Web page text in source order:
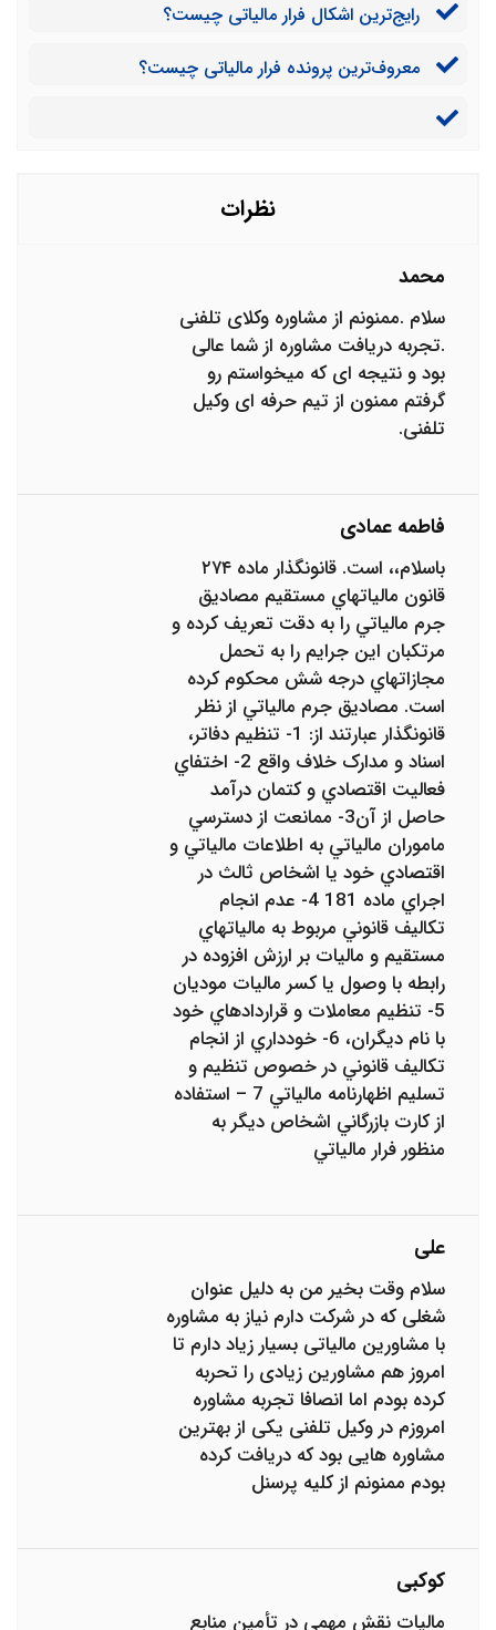
رایج‌ترین اشکال فرار مالیاتی چیست؟
معروف‌ترین پرونده فرار مالیاتی چیست؟
نظرات
محمد
سلام .ممنونم از مشاوره وکلای تلفنی
.تجربه دریافت مشاوره از شما عالی
بود و نتیجه ای که میخواستم رو
گرفتم ممنون از تیم حرفه ای وکیل
تلفنی.
فاطمه عمادی
باسلام،، است. قانونگذار ماده ٢٧۴
قانون ماليات‏هاي مستقيم مصاديق
جرم مالياتي را به دقت تعريف کرده و
مرتکبان اين جرايم را به تحمل
مجازات‏هاي درجه شش محکوم کرده
است. مصاديق جرم مالياتي از نظر
قانونگذار عبارتند از: 1- تنظيم دفاتر،
اسناد و مدارک خلاف واقع 2- اختفاي
فعاليت اقتصادي و کتمان درآمد
حاصل از آن3- ممانعت از دسترسي
ماموران مالياتي به اطلاعات مالياتي و
اقتصادي خود يا اشخاص ثالث در
اجراي ماده 181 4- عدم انجام
تکاليف قانوني مربوط به ماليات‏هاي
مستقيم و ماليات بر ارزش افزوده در
رابطه با وصول يا کسر ماليات موديان
5- تنظيم معاملات و قراردادهاي خود
با نام ديگران، 6- خودداري از انجام
تکاليف قانوني در خصوص تنظيم و
تسليم اظهارنامه مالياتي 7 – استفاده
از کارت بازرگاني اشخاص ديگر به
منظور فرار مالياتي
علی
سلام وقت بخیر من به دلیل عنوان
شغلی که در شرکت دارم نیاز به مشاوره
با مشاورین مالیاتی بسیار زیاد دارم تا
امروز هم مشاورین زیادی را تحربه
کرده بودم اما انصافا تجربه مشاوره
امروزم در وکیل تلفنی یکی از بهترین
مشاوره هایی بود که دریافت کرده
بودم ممنونم از کلیه پرسنل
کوکبی
مالیات نقش مهمی در تأمین منابع